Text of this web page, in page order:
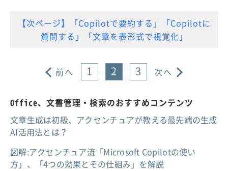
【次ページ】「Copilotで要約する」「Copilotに
質問する」「文章を表形式で視覚化」
前へ 1 2 3 次へ
Office、文書管理・検索のおすすめコンテンツ
文章生成は初級、アクセンチュアが教える最先端の生成
AI活用法とは？
図解:アクセンチュア流「Microsoft Copilotの使い
方」、「4つの効果とその仕組み」を解説